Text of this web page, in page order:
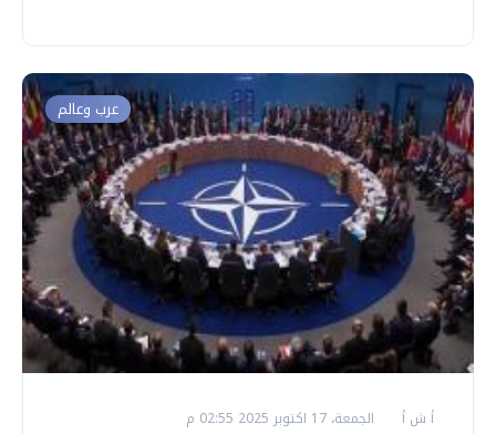
عرب وعالم
أ ش أ الجمعة، 17 اكتوبر 2025 02:55 م